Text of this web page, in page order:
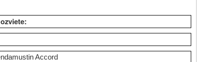
Accord